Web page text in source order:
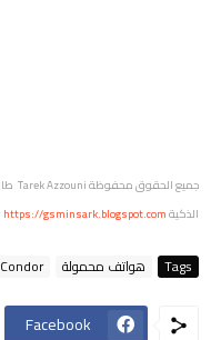
جميع الحقوق محفوظةTarek Azzouni طارق عزوني
الذكيةhttps://gsminsark.blogspot.com
Tags هواتف محمولة Condor
Facebook